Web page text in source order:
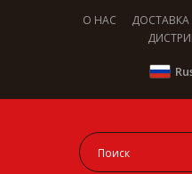
О НАС